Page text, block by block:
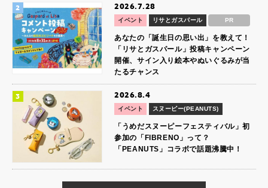
2026.7.28
イベント リサとガスパール PR
あなたの「誕生日の思い出」を教えて！
「リサとガスパール」投稿キャンペーン
開催、サイン入り絵本やぬいぐるみが当
たるチャンス
2026.8.4
イベント スヌーピー(PEANUTS)
「うめだスヌーピーフェスティバル」初
参加の「FIBRENO」って？
「PEANUTS」コラボで話題沸騰中！